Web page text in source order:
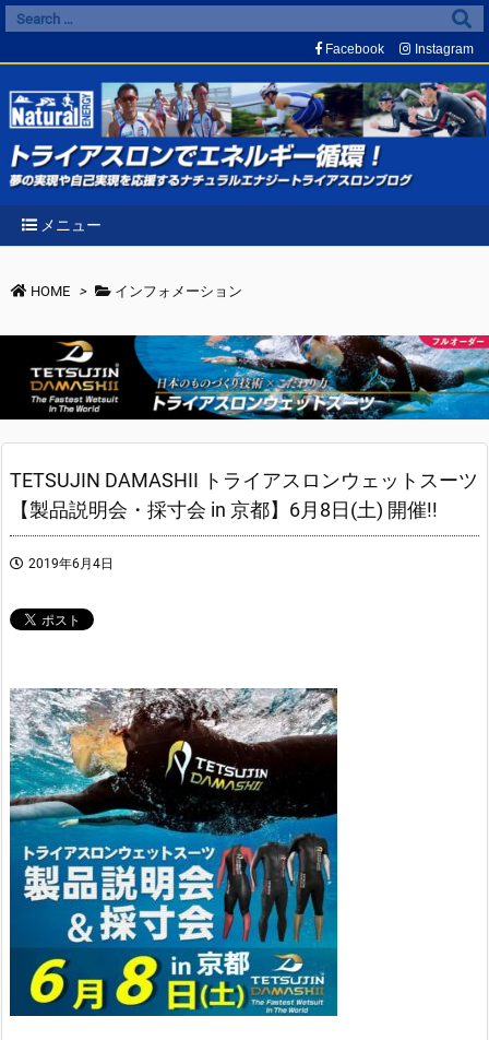
メニュー
Facebook Instagram
HOME > インフォメーション
TETSUJIN DAMASHII トライアスロンウェットスーツ
【製品説明会・採寸会 in 京都】6月8日(土) 開催!!
2019年6月4日